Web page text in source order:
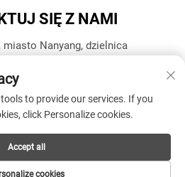
SIĘ Z NAMI
miasto Nanyang, dzielnica
SUNWAY INDUSTRY CO.,LTD
-Polityka prywatności
to provide our services. If you
click Personalize cookies.
cookies
Accept all